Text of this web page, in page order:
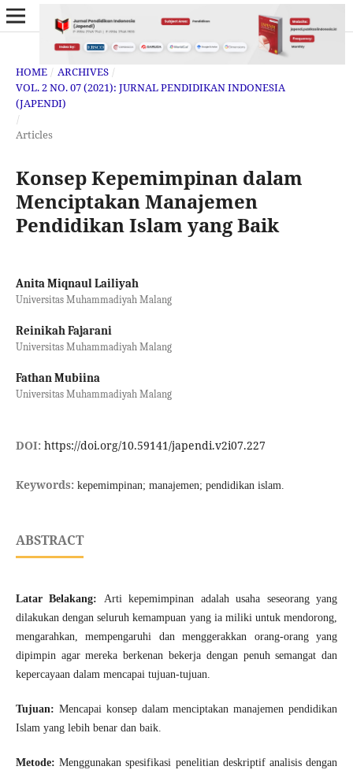
HOME / ARCHIVES /
VOL. 2 NO. 07 (2021): JURNAL PENDIDIKAN INDONESIA
(JAPENDI)
/
Articles
Konsep Kepemimpinan dalam
Menciptakan Manajemen
Pendidikan Islam yang Baik
Anita Miqnaul Lailiyah
Universitas Muhammadiyah Malang
Reinikah Fajarani
Universitas Muhammadiyah Malang
Fathan Mubiina
Universitas Muhammadiyah Malang
DOI: https://doi.org/10.59141/japendi.v2i07.227
Keywords: kepemimpinan; manajemen; pendidikan islam.
ABSTRACT
Latar Belakang: Arti kepemimpinan adalah usaha seseorang yang
dilakukan dengan seluruh kemampuan yang ia miliki untuk mendorong,
mengarahkan, mempengaruhi dan menggerakkan orang-orang yang
dipimpin agar mereka berkenan bekerja dengan penuh semangat dan
kepercayaan dalam mencapai tujuan-tujuan.
Tujuan: Mencapai konsep dalam menciptakan manajemen pendidikan
Islam yang lebih benar dan baik.
Metode:Menggunakan spesifikasi penelitian deskriptif analisis dengan